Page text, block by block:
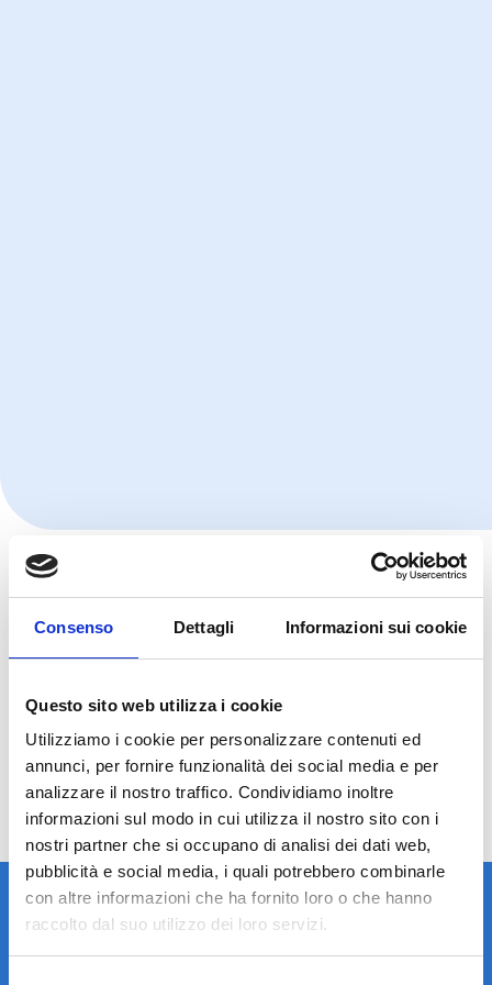
Consenso Dettagli Informazioni sui cookie
Questo sito web utilizza i cookie
Utilizziamo i cookie per personalizzare contenuti ed
annunci, per fornire funzionalità dei social media e per
analizzare il nostro traffico. Condividiamo inoltre
informazioni sul modo in cui utilizza il nostro sito con i
nostri partner che si occupano di analisi dei dati web,
pubblicità e social media, i quali potrebbero combinarle
con altre informazioni che ha fornito loro o che hanno
raccolto dal suo utilizzo dei loro servizi.